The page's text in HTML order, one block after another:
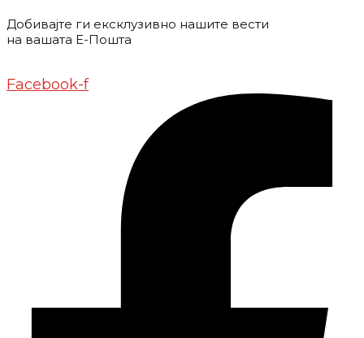
Добивајте ги ексклузивно нашите вести
на вашата Е-Пошта
Facebook-f